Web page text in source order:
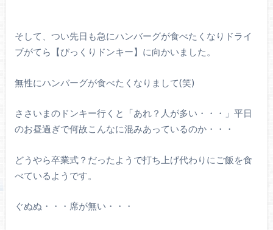
そして、つい先日も急にハンバーグが食べたくなりドライ
ブがてら【びっくりドンキー】に向かいました。
無性にハンバーグが食べたくなりまして(笑)
ささいまのドンキー行くと「あれ？人が多い・・・」平日
のお昼過ぎで何故こんなに混みあっているのか・・・
どうやら卒業式？だったようで打ち上げ代わりにご飯を食
べているようです。
ぐぬぬ・・・席が無い・・・